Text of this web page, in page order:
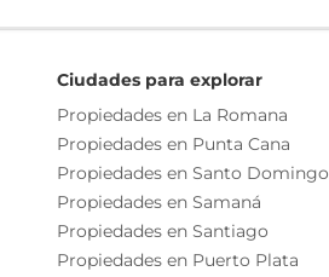
Ciudades para explorar
Propiedades en La Romana
Propiedades en Punta Cana
Propiedades en Santo Domingo
Propiedades en Samaná
Propiedades en Santiago
Propiedades en Puerto Plata